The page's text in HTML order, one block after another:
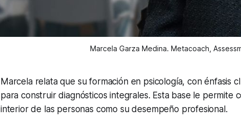
Marcela Garza Medina. Metacoach,
Marcela relata que su formación en psicología, con énfasis
para construir diagnósticos integrales. Esta base le permite
interior de las personas como su desempeño profesional.